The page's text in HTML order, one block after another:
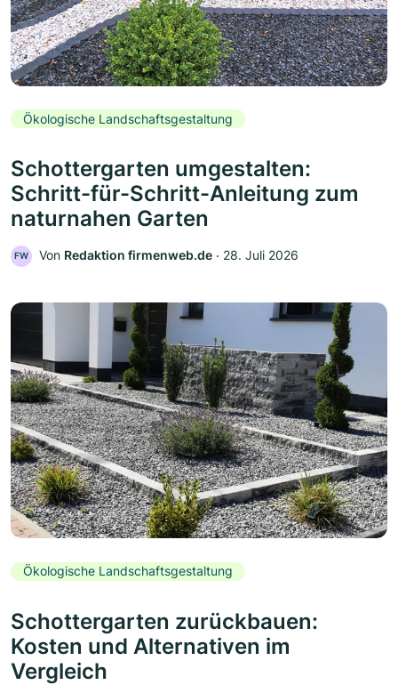
Ökologische Landschaftsgestaltung
Schottergarten umgestalten:
Schritt-für-Schritt-Anleitung zum
naturnahen Garten
FW Von Redaktion firmenweb.de ‧ 28. Juli 2026
Ökologische Landschaftsgestaltung
Schottergarten zurückbauen:
Kosten und Alternativen im
Vergleich